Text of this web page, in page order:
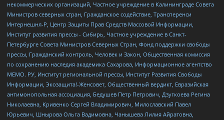
некоммерческих организаций, Частное учреждение в Калининграде Совета
Министров северных стран, Гражданское содействие, Трансперенси
Интернешнл-Р, Центр Защиты Прав Средств Массовой Информации,
Институт развития прессы - Сибирь, Частное учреждение в Санкт-
Петербурге Совета Министров Северных Стран, Фонд поддержки свободы
прессы, Гражданский контроль, Человек и Закон, Общественная комиссия
по сохранению наследия академика Сахарова, Информационное агентство
МЕМО. РУ, Институт региональной прессы, Институт Развития Свободы
Информации, Экозащита!-Женсовет, Общественный вердикт, Евразийская
антимонопольная ассоциация, Бедушев Петр Петрович, Дзугкоева Регина
Николаевна, Кривенко Сергей Владимирович, Милославский Павел
Юрьевич, Шнырова Ольга Вадимовна, Чанышева Лилия Айратовна,